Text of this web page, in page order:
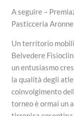
A seguire –
Pasticceria Aronne
Un territorio
Belvedere
un entusiasmo
la qualità degli
coinvolgimento
torneo è ormai un